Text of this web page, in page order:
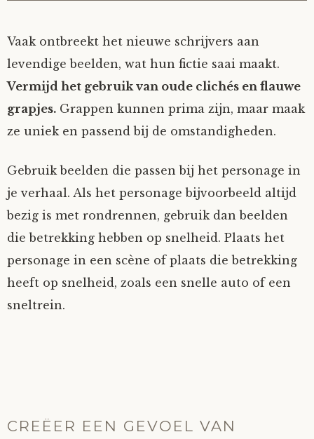
Vaak ontbreekt het nieuwe schrijvers aan
levendige beelden, wat hun fictie saai maakt.
Vermijd het gebruik van oude clichés en flauwe
grapjes. Grappen kunnen prima zijn, maar maak
ze uniek en passend bij de omstandigheden.
Gebruik beelden die passen bij het personage in
je verhaal. Als het personage bijvoorbeeld altijd
bezig is met rondrennen, gebruik dan beelden
die betrekking hebben op snelheid. Plaats het
personage in een scène of plaats die betrekking
heeft op snelheid, zoals een snelle auto of een
sneltrein.
CREËER EEN GEVOEL VAN